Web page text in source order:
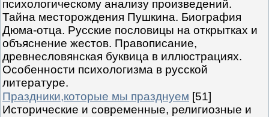
психологическому анализу произведений.
Тайна месторождения Пушкина. Биография
Дюма-отца. Русские пословицы на открытках и
объяснение жестов. Правописание,
древнесловянская буквица в иллюстрациях.
Особенности психологизма в русской
литературе.
Праздники,которые мы празднуем [51]
Исторические и современные, религиозные и